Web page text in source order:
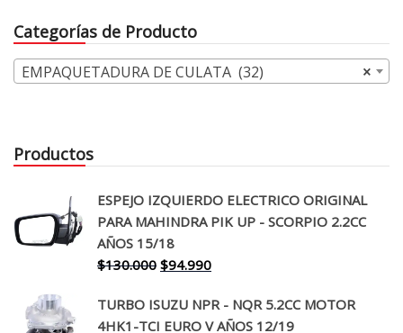
Categorías de Producto
×
EMPAQUETADURA DE CULATA (32)
Productos
ESPEJO IZQUIERDO ELECTRICO ORIGINAL
PARA MAHINDRA PIK UP - SCORPIO 2.2CC
AÑOS 15/18
$130.000 El
original
era:
$94.990El
actual
es:
TURBO ISUZU NPR - NQR 5.2CC MOTOR
4HK1-TCI EURO V AÑOS 12/19